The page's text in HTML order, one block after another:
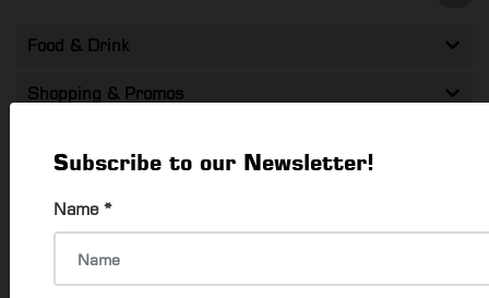
Subscribe to our Newsletter!
Name *
Food & Drink
Shopping & Promos
Travel
Technology